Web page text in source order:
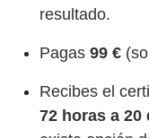
resultado.
Pagas 99 €
Recibes el
72 horas a